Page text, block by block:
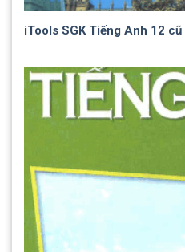
iTools SGK Tiếng Anh 12 cũ